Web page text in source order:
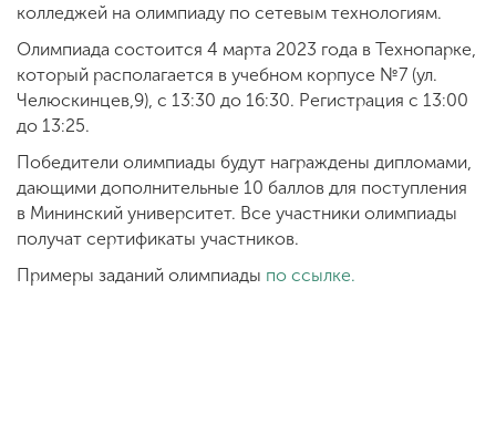
+7 (831) 262-26-20
колледжей на олимпиаду по сетевым технологиям.
Олимпиада состоится 4 марта 2023 года в Технопарке,
который располагается в учебном корпусе №7 (ул.
Челюскинцев,9), с 13:30 до 16:30. Регистрация с 13:00
до 13:25.
Победители олимпиады будут награждены дипломами,
дающими дополнительные 10 баллов для поступления
в Мининский университет. Все участники олимпиады
получат сертификаты участников.
Примеры заданий олимпиады по ссылке.